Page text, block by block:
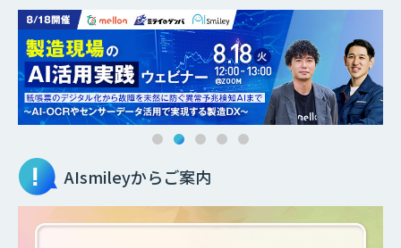
AIsmileyからご案内